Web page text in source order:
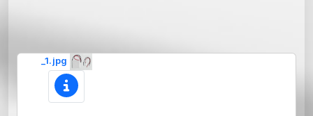
_1.jpg